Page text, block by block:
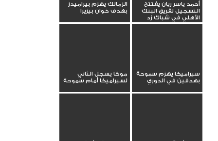
أحمد ياسر ريان يفتتح
التسجيل لفريق البنك
الأهلي في شباك زد
الزمالك يهزم بيراميدز
بهدف خوان بيزيرا
سيراميكا يهزم سموحة
بهدفين في الدوري
موكا يسجل الثاني
لسيراميكا أمام سموحة